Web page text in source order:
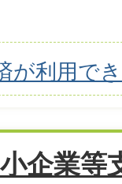
が利用で
企業等